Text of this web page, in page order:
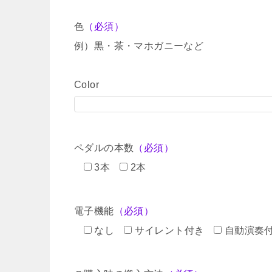
色 （必須）
例）黒・茶・マホガニーなど
Color
ペダルの本数 （必須）
3本
2本
電子機能 （必須）
なし
サイレント付き 自動演奏